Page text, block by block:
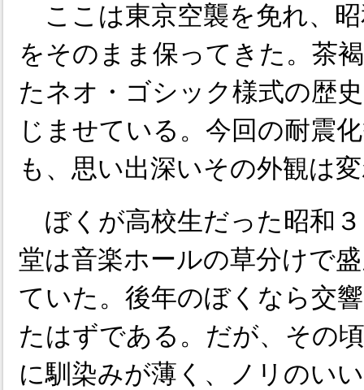
ここは東京空襲を免れ、
をそのまま保ってきた。茶
たネオ・ゴシック様式の歴
じませている。今回の耐震
も、思い出深いその外観は
ぼくが高校生だった昭和
堂は音楽ホールの草分けで
ていた。後年のぼくなら交
たはずである。だが、その
に馴染みが薄く、ノリのい